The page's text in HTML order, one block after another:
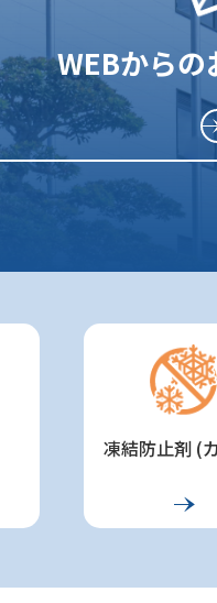
WEBから
凍結防止剤 (